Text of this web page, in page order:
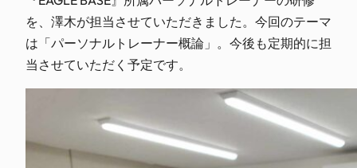
を、澤木が担当させていただきました。今回のテーマ
は「パーソナルトレーナー概論」。今後も定期的に担
当させていただく予定です。